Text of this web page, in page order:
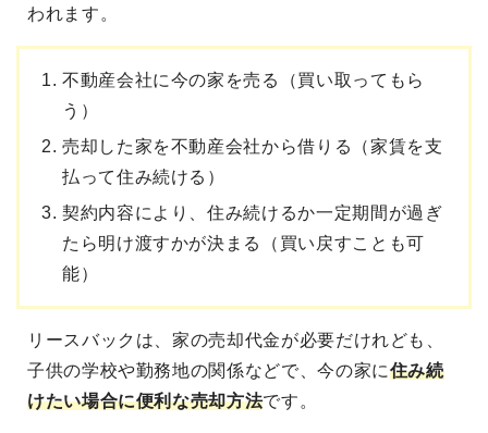
われます。
不動産会社に今の家を売る（買い取ってもら
う）
売却した家を不動産会社から借りる（家賃を支
払って住み続ける）
契約内容により、住み続けるか一定期間が過ぎ
たら明け渡すかが決まる（買い戻すことも可
能）
リースバックは、家の売却代金が必要だけれども、
子供の学校や勤務地の関係などで、今の家に住み続
けたい場合に便利な売却方法です。